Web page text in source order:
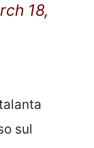
18,
sul